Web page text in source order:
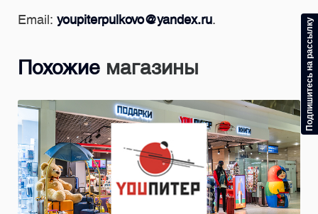
Email: youpiterpulkovo@yandex.ru.
Похожие магазины Подпишитесь на рассылку